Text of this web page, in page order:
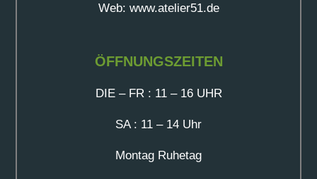
Web: www.atelier51.de
ÖFFNUNGSZEITEN
DIE – FR : 11 – 16 UHR
SA : 11 – 14 Uhr
Montag Ruhetag